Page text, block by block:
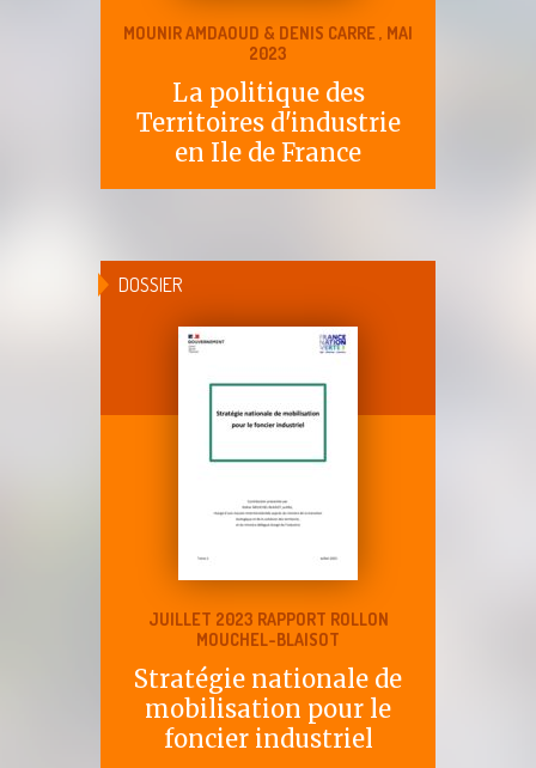
MOUNIR AMDAOUD & DENIS CARRE , MAI
2023
La politique des
Territoires d'industrie
en Ile de France
DOSSIER
JUILLET 2023 RAPPORT ROLLON
MOUCHEL-BLAISOT
Stratégie nationale de
mobilisation pour le
foncier industriel